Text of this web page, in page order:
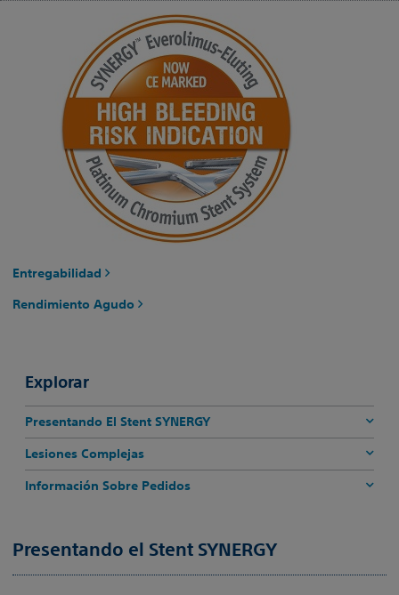
Entregabilidad
Rendimiento Agudo
Explorar
Presentando El Stent SYNERGY
Lesiones Complejas
Información Sobre Pedidos
Presentando el Stent SYNERGY